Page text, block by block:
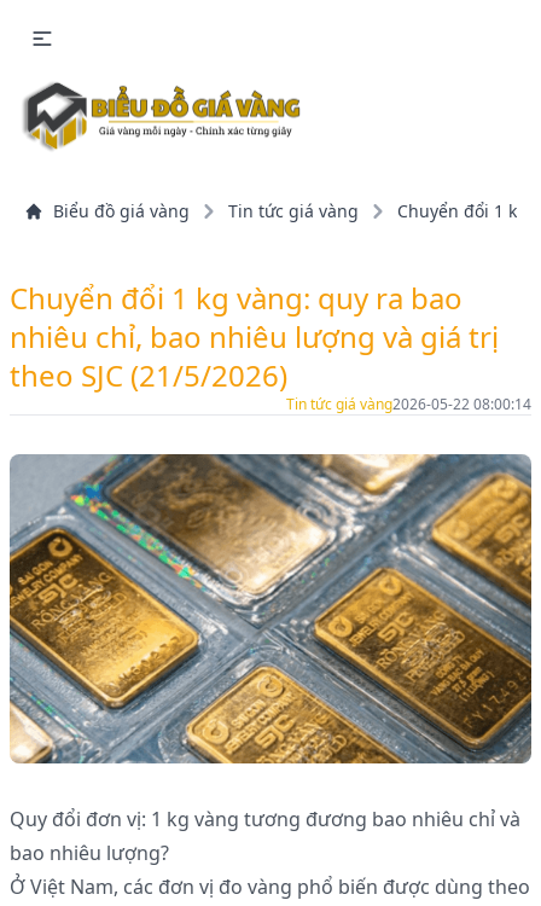
Biểu đồ giá vàng Tin tức giá vàng Chuyển đổi 1 kg
Chuyển đổi 1 kg vàng: quy ra bao
nhiêu chỉ, bao nhiêu lượng và giá trị
theo SJC (21/5/2026)
Tin tức giá vàng2026-05-22 08:00:14
Quy đổi đơn vị: 1 kg vàng tương đương bao nhiêu chỉ và
bao nhiêu lượng?
Ở Việt Nam, các đơn vị đo vàng phổ biến được dùng theo